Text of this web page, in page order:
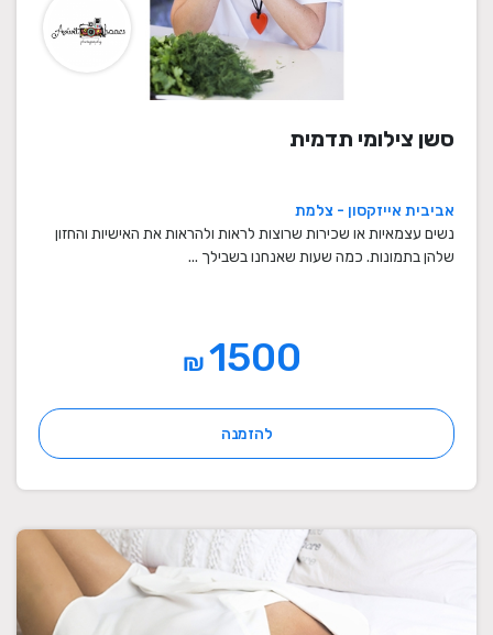
סשן צילומי תדמית
אביבית אייזקסון - צלמת
נשים עצמאיות או שכירות שרוצות לראות ולהראות את האישיות והחזון
שלהן בתמונות. כמה שעות שאנחנו בשבילך ...
₪
להזמנה